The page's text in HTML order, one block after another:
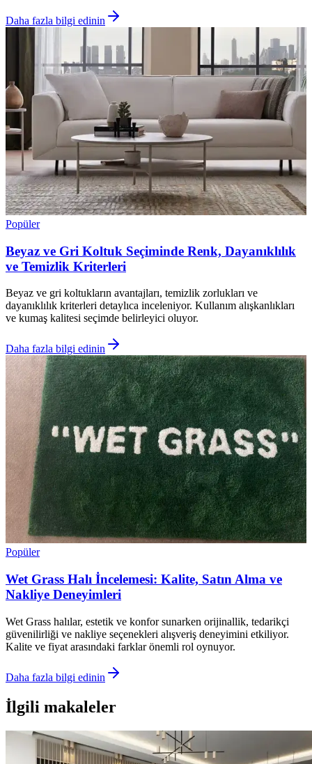
Daha fazla bilgi edinin
Popüler
Beyaz ve Gri Koltuk Seçiminde Renk, Dayanıklılık
ve Temizlik Kriterleri
Beyaz ve gri koltukların avantajları, temizlik zorlukları ve
dayanıklılık kriterleri detaylıca inceleniyor. Kullanım alışkanlıkları
ve kumaş kalitesi seçimde belirleyici oluyor.
Daha fazla bilgi edinin
Popüler
Wet Grass Halı İncelemesi: Kalite, Satın Alma ve
Nakliye Deneyimleri
Wet Grass halılar, estetik ve konfor sunarken orijinallik, tedarikçi
güvenilirliği ve nakliye seçenekleri alışveriş deneyimini etkiliyor.
Kalite ve fiyat arasındaki farklar önemli rol oynuyor.
Daha fazla bilgi edinin
İlgili makaleler